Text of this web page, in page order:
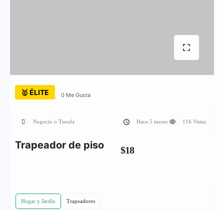
🥇 ÉLITE 0 Me Gusta
Negocio o Tienda Hace 5 meses 116 Vistas
Trapeador de piso $18
Hogar y Jardín Trapeadores